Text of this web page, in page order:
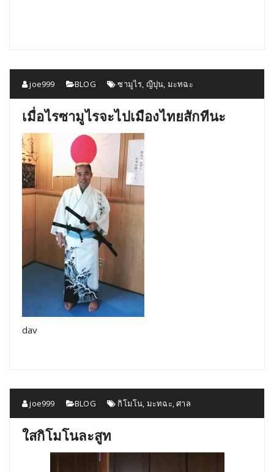
joe999 BLOG ซามูไร, ญีปุน, มะทฉะ
เมื่อไรซามูไรจะไปเมืองไทยสักทีนะ
dav
joe999 BLOG กิโมโน, มะทฉะ,ศาล
ใสกิโมโนละสูท